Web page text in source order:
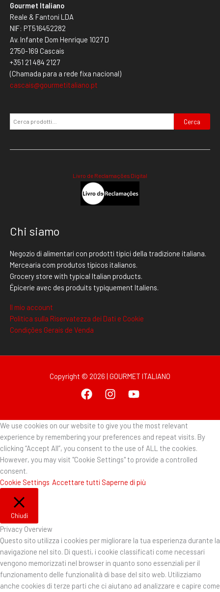
Gourmet Italiano
Reale & Fantoni LDA
NIF: PT516452282
Av. Infante Dom Henrique 1027 D
2750-169 Cascais
+351 21 484 2127
(Chamada para a rede fixa nacional)
cascais@gourmetitaliano.pt
Cerca
Livro de Reclamações Digital
Chi siamo
Negozio di alimentari con prodotti tipici della tradizione italiana.
Mercearia com produtos típicos italianos.
Grocery store with typical Italian products.
Épicerie avec des produits typiquement Italiens.
Il mio account
Politica sulla Riservatezza dei Dati e Cookie
Condições Gerais de Venda
Copyright © 2026 | GOURMET ITALIANO
We use cookies on our website to give you the most relevant
experience by remembering your preferences and repeat visits. By
clicking “Accept All”, you consent to the use of ALL the cookies.
However, you may visit "Cookie Settings" to provide a controlled
consent.
Cookie Settings Accettare tutti Saperne di più
Chiudi
Privacy Overview
Questo sito utilizza i cookies per migliorare la tua esperienza durante la
navigazione nel sito. Di questi, i cookie classificati come necessari
vengono memorizzati nel browser in quanto sono essenziali per il
funzionamento delle funzionalità di base del sito web. Utilizziamo
anche cookies di terze parti che ci aiutano ad analizzare e capire come